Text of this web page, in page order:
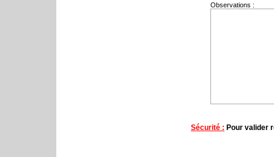
Observations :
Sécurité : Pour valider